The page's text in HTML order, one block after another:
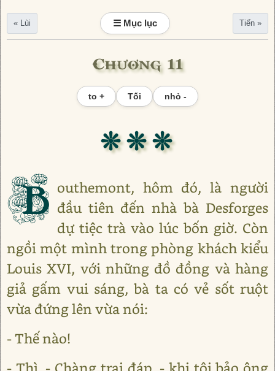
« Lùi ☰ Mục lục Tiến »
Chương 11
to + Tối nhỏ -
❊ ❊ ❊
B outhemont, hôm đó, là người
đầu tiên đến nhà bà Desforges
dự tiệc trà vào lúc bốn giờ. Còn
ngồi một mình trong phòng khách kiểu
Louis XVI, với những đồ đồng và hàng
giả gấm vui sáng, bà ta có vẻ sốt ruột
vừa đứng lên vừa nói:
- Thế nào!